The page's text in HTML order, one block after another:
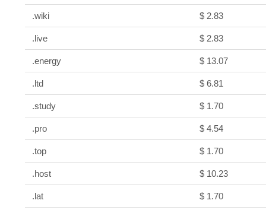
.wiki $ 2.83
.live $ 2.83
.energy $ 13.07
.ltd $ 6.81
.study $ 1.70
.pro $ 4.54
.top $ 1.70
.host $ 10.23
.lat $ 1.70